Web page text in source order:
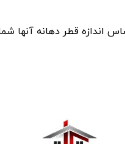
قطر دهانه آنها